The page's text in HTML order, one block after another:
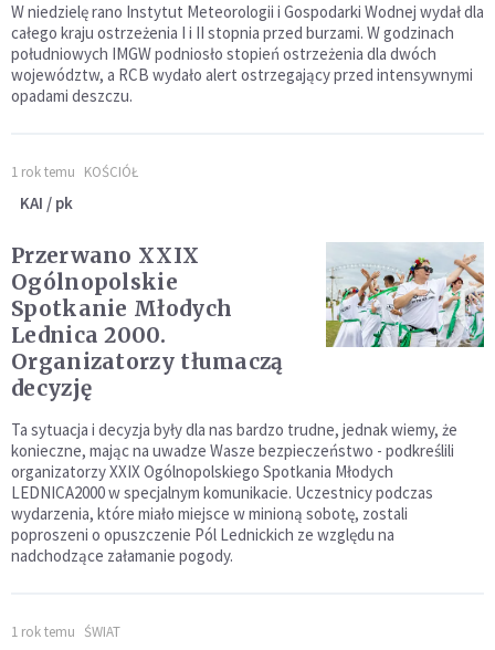
W niedzielę rano Instytut Meteorologii i Gospodarki Wodnej wydał dla
całego kraju ostrzeżenia I i II stopnia przed burzami. W godzinach
południowych IMGW podniosło stopień ostrzeżenia dla dwóch
województw, a RCB wydało alert ostrzegający przed intensywnymi
opadami deszczu.
1 rok temu KOŚCIÓŁ
KAI / pk
Przerwano XXIX
Ogólnopolskie
Spotkanie Młodych
Lednica 2000.
Organizatorzy tłumaczą
decyzję
Ta sytuacja i decyzja były dla nas bardzo trudne, jednak wiemy, że
konieczne, mając na uwadze Wasze bezpieczeństwo - podkreślili
organizatorzy XXIX Ogólnopolskiego Spotkania Młodych
LEDNICA2000 w specjalnym komunikacie. Uczestnicy podczas
wydarzenia, które miało miejsce w minioną sobotę, zostali
poproszeni o opuszczenie Pól Lednickich ze względu na
nadchodzące załamanie pogody.
1 rok temu ŚWIAT